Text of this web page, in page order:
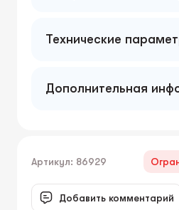
Технические
Дополнительная
Артикул: 86929
Добавить комментарий